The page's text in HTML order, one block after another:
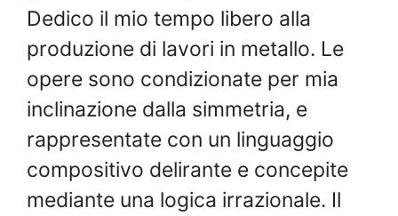
Dedico il mio tempo libero alla
produzione di lavori in metallo. Le
opere sono condizionate per mia
inclinazione dalla simmetria, e
rappresentate con un linguaggio
compositivo delirante e concepite
mediante una logica irrazionale. Il